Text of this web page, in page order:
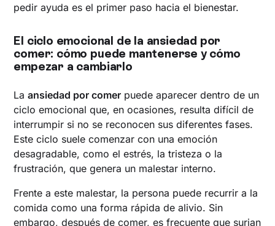
pedir ayuda es el primer paso hacia el bienestar.
El ciclo emocional de la ansiedad por
comer: cómo puede mantenerse y cómo
empezar a cambiarlo
Laansiedad por comer puede aparecer dentro de un
ciclo emocional que, en ocasiones, resulta difícil de
interrumpir si no se reconocen sus diferentes fases.
Este ciclo suele comenzar con una emoción
desagradable, como el estrés, la tristeza o la
frustración, que genera un malestar interno.
Frente a este malestar, la persona puede recurrir a la
comida como una forma rápida de alivio. Sin
embargo, después de comer, es frecuente que surjan